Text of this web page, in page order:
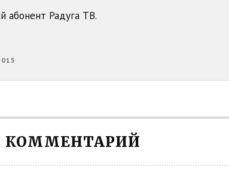
абонент Радуга ТВ.
КОММЕНТАРИЙ